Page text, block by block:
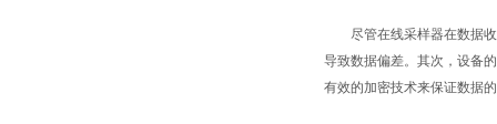
尽管在线采样器在数据收
导致数据偏差。其次，设备
有效的加密技术来保证数据